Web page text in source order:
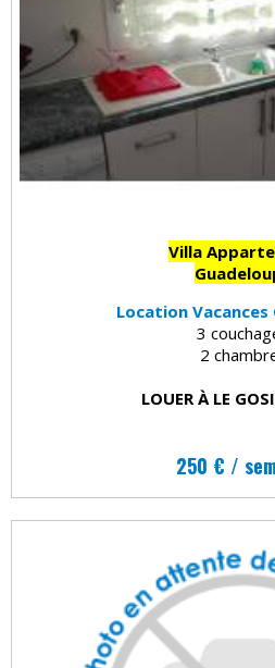
Villa
Location Vacances
3
2
LOUER À LE
250 € /